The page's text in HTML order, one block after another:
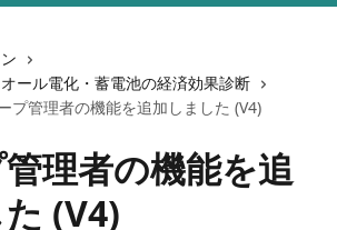
オール電化・蓄電池の経済効果診断
プ管理者の機能を追加しました (V4)
理者の機能を追
(V4)